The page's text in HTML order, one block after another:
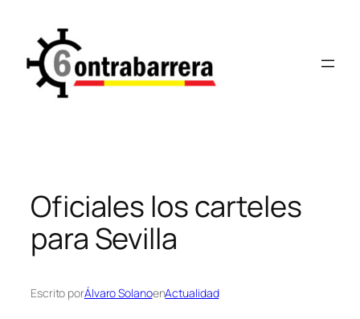
contenido
Oficiales los carteles
para Sevilla
Escrito porÁlvaro SolanoenActualidad